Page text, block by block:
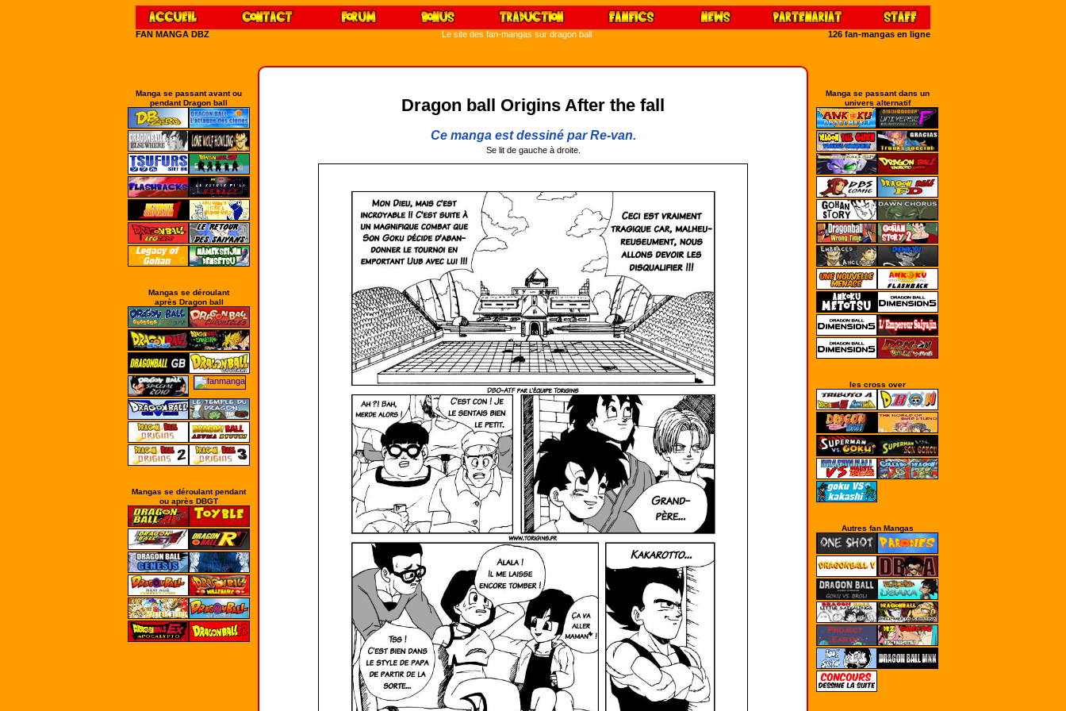
FAN MANGA DBZ Le site des fan-mangas sur dragon ball 126 fan-mangas en ligne
Manga se passant dans un
univers alternatif
les cross over
Autres fan Mangas
Manga se passant avant ou
pendant Dragon ball
Mangas se déroulant
après Dragon ball
Mangas se déroulant pendant
ou après DBGT
Dragon ball Origins After the fall
Ce manga est dessiné par Re-van.
Se lit de gauche à droite.